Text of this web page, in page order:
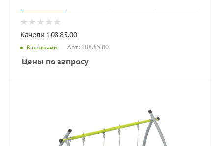
Качели 108.85.00
В наличии Арт.: 108.85.00
Цены по запросу